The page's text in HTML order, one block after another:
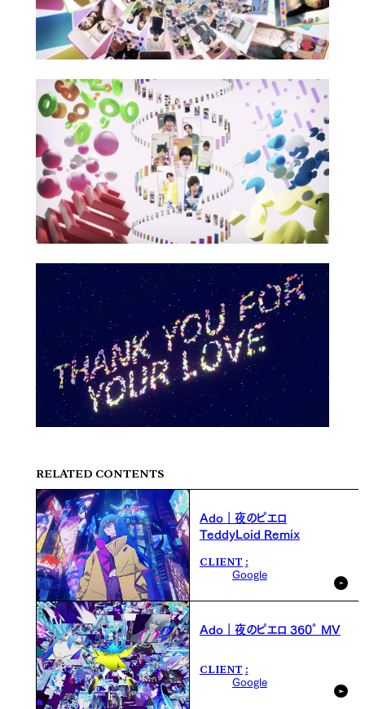
RELATED CONTENTS
Ado｜夜のピエロ
TeddyLoid Remix
CLIENT
Google
Ado｜夜のピエロ 360° MV
CLIENT
Google